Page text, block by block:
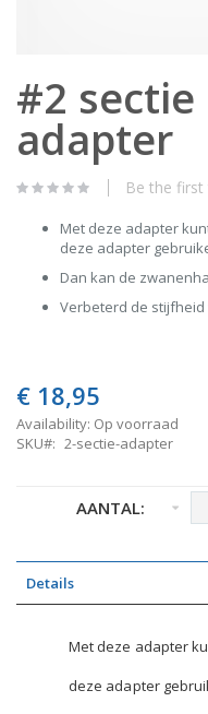
to
the
beginning
of
the
images
#2 sectie
adapter
Be the
Met deze adapter
deze adapter
Dan kan de
Verbeterd de
€ 18,95
Availability: Op voorraad
SKU
2-sectie-adapter
AANTAL:
Details
Met deze adapter
deze adapter